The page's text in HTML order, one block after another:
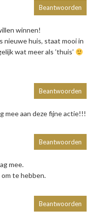
winnen!
nieuwe huis, staat mooi in
wat meer als ’thuis’
Beantwoorden
mee aan deze fijne actie!!!
Beantwoorden
mee.
te hebben.
Beantwoorden
Beantwoorden